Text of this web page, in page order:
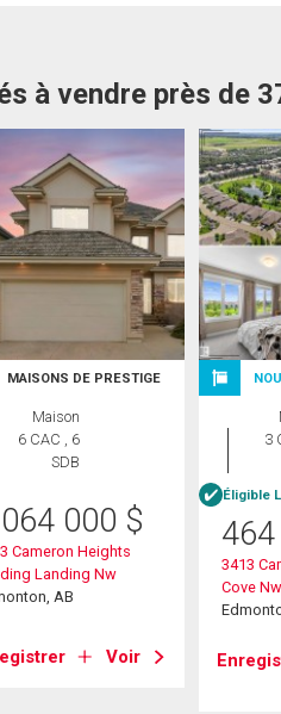
à vendre près de
MAISONS DE PRESTIGE
Maison
6 CAC , 6
SDB
000 $
Cameron Heights
Landing Nw
AB
Voir
3
Éligible
3413
Cove Nw